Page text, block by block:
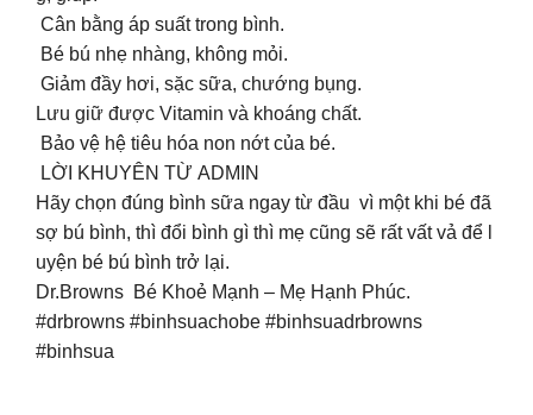
Cân bằng áp suất trong bình.
Bé bú nhẹ nhàng, không mỏi.
Giảm đầy hơi, sặc sữa, chướng bụng.
‍Lưu giữ được Vitamin và khoáng chất.
️ Bảo vệ hệ tiêu hóa non nớt của bé.
LỜI KHUYÊN TỪ ADMIN
Hãy chọn đúng bình sữa ngay từ đầu vì một khi bé đã
sợ bú bình, thì đổi bình gì thì mẹ cũng sẽ rất vất vả để l
uyện bé bú bình trở lại.
Dr.Browns Bé Khoẻ Mạnh – Mẹ Hạnh Phúc.
#drbrowns #binhsuachobe #binhsuadrbrowns
#binhsua